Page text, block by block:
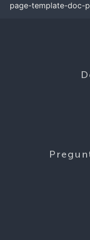
page-template-doc-